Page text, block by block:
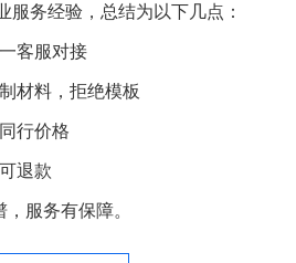
服务经验，总结为以下几点：
客服对接
材料，拒绝模板
行价格
退款
服务有保障。